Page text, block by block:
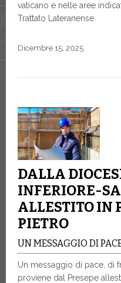
vaticano e nelle aree
Trattato Lateranense.
Dicembre 15, 2025
DALLA
INFERIORE-
ALLESTITO IN
PIETRO
UN MESSAGGIO DI
Un messaggio di pace, di
proviene dal Presepe